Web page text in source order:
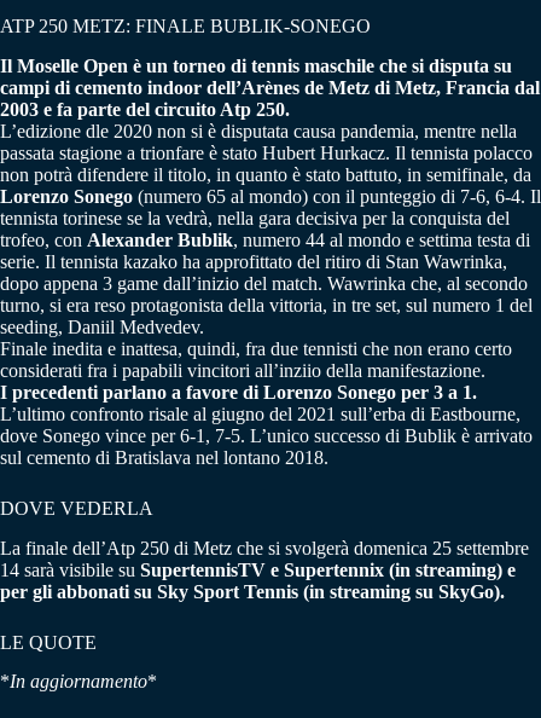
ATP 250 METZ: FINALE BUBLIK-SONEGO
Il Moselle Open è un torneo di tennis maschile che si disputa su
campi di cemento indoor dell’Arènes de Metz di Metz, Francia dal
2003 e fa parte del circuito Atp 250.
L’edizione dle 2020 non si è disputata causa pandemia, mentre nella
passata stagione a trionfare è stato Hubert Hurkacz. Il tennista polacco
non potrà difendere il titolo, in quanto è stato battuto, in semifinale, da
Lorenzo Sonego (numero 65 al mondo) con il punteggio di 7-6, 6-4. Il
tennista torinese se la vedrà, nella gara decisiva per la conquista del
trofeo, con Alexander Bublik, numero 44 al mondo e settima testa di
serie. Il tennista kazako ha approfittato del ritiro di Stan Wawrinka,
dopo appena 3 game dall’inizio del match. Wawrinka che, al secondo
turno, si era reso protagonista della vittoria, in tre set, sul numero 1 del
seeding, Daniil Medvedev.
Finale inedita e inattesa, quindi, fra due tennisti che non erano certo
considerati fra i papabili vincitori all’inziio della manifestazione.
I precedenti parlano a favore di Lorenzo Sonego per 3 a 1.
L’ultimo confronto risale al giugno del 2021 sull’erba di Eastbourne,
dove Sonego vince per 6-1, 7-5. L’unico successo di Bublik è arrivato
sul cemento di Bratislava nel lontano 2018.
DOVE VEDERLA
La finale dell’Atp 250 di Metz che si svolgerà domenica 25 settembre
14 sarà visibile su SupertennisTV e Supertennix (in streaming) e
per gli abbonati su Sky Sport Tennis (in streaming su SkyGo).
LE QUOTE
*In aggiornamento*